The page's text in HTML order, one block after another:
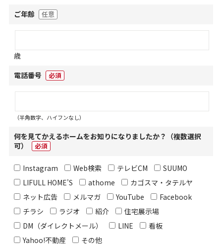
ご年齢 任意
歳
電話番号
必須
（半角数字、ハイフンなし）
何を見てかえるホームをお知りになりましたか？（複数選択
可）
必須
Instagram Web検索 テレビCM
SUUMO
LIFULL HOME'S
athome
カゴスマ・タテルヤ
ネット広告
メルマガ YouTube
Facebook
チラシ
ラジオ 紹介
住宅展示場
DM（ダイレクトメール）
LINE
看板
Yahoo!不動産
その他